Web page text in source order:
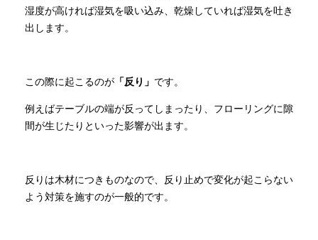
納品事例
INFORMATION
MOKUBA CHANNEL
よくあるご質問
湿度が高ければ湿気を吸い込み、乾燥していれば湿気を吐き
出します。
この際に起こるのが 「反り」 です。
例えばテーブルの端が反ってしまったり、フローリングに隙
間が生じたりといった影響が出ます。
反りは木材につきものなので、反り止めで変化が起こらない
よう対策を施すのが一般的です。